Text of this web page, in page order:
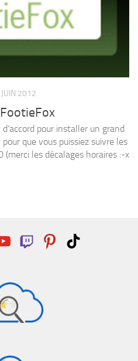
2012
pour installer un grand
que vous puissiez suivre les
les décalages horaires :-x
twitch pinteresttiktok